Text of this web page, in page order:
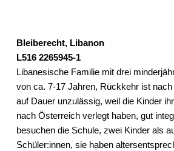
Bleiberecht, Libanon
L516 2265945-1
Libanesische Familie mit drei
von ca. 7-17 Jahren, Rückkehr ist
auf Dauer unzulässig, weil die Kinder
nach Österreich verlegt haben, gut
besuchen die Schule, zwei Kinder als
Schüler:innen, sie haben